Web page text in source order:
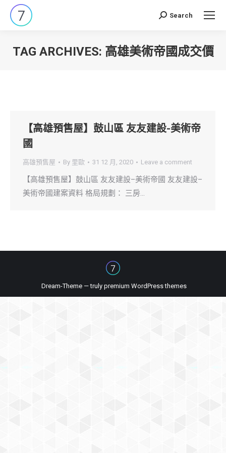
Search:
Search
TAG ARCHIVES: 高雄美術帝國成交價
【高雄預售屋】鼓山區 友友建設-美術帝
國
高雄預售屋 By 里歐 31 12 月, 2020 Leave a comment
【高雄預售屋】鼓山區 友友建設–美術帝國 友友建設–
美術帝國建案資料 格局規劃： 三房…
Dream-Theme — truly premium WordPress themes